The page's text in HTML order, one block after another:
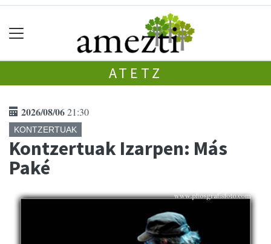
ATETZ
2026/08/0621:30
KONTZERTUAK
Kontzertuak Izarpen: Más
Paké